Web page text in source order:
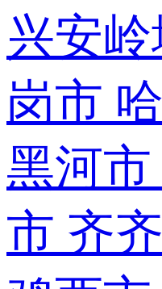
兴安
岗市
黑河市
市 齐